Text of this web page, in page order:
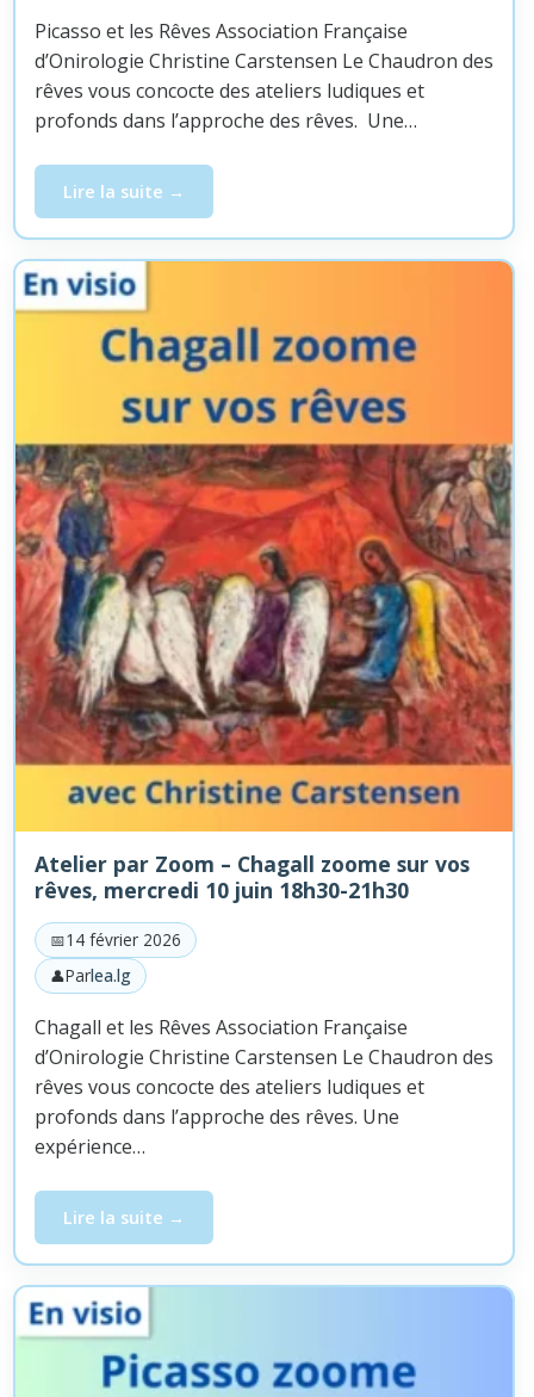
Picasso et les Rêves Association Française
d’Onirologie Christine Carstensen Le Chaudron des
rêves vous concocte des ateliers ludiques et
profonds dans l’approche des rêves. Une…
Lire la suite
Atelier par Zoom – Picasso zoome sur vos rêves, jeudi
Atelier par Zoom – Chagall zoome sur vos
rêves, mercredi 10 juin 18h30-21h30
14 février 2026
Parlea.lg
Chagall et les Rêves Association Française
d’Onirologie Christine Carstensen Le Chaudron des
rêves vous concocte des ateliers ludiques et
profonds dans l’approche des rêves. Une
expérience…
Lire la suite
Atelier par Zoom – Chagall zoome sur vos rêves,